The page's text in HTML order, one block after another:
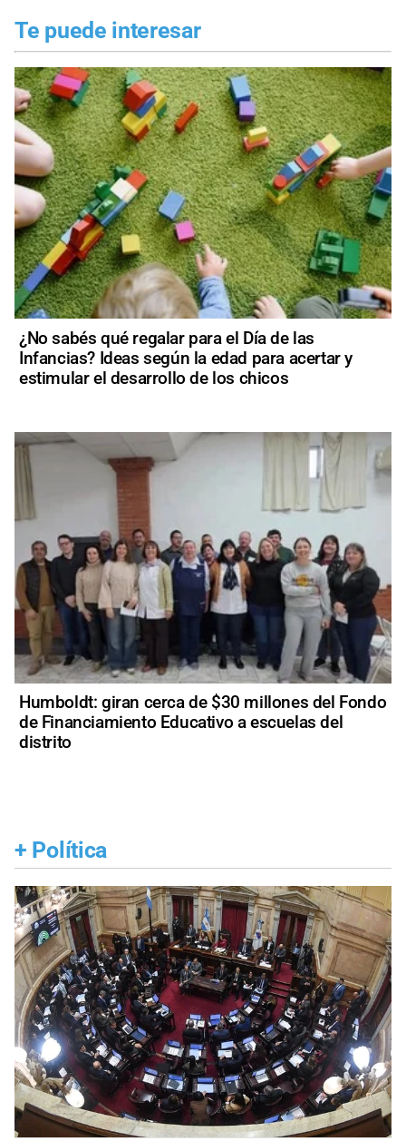
Te puede interesar
¿No sabés qué regalar para el Día de las
Infancias? Ideas según la edad para acertar y
estimular el desarrollo de los chicos
Humboldt: giran cerca de $30 millones del Fondo
de Financiamiento Educativo a escuelas del
distrito
+ Política